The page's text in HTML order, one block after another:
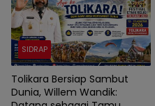
SIDRAP
Tolikara Bersiap Sambut
Dunia, Willem Wandik: